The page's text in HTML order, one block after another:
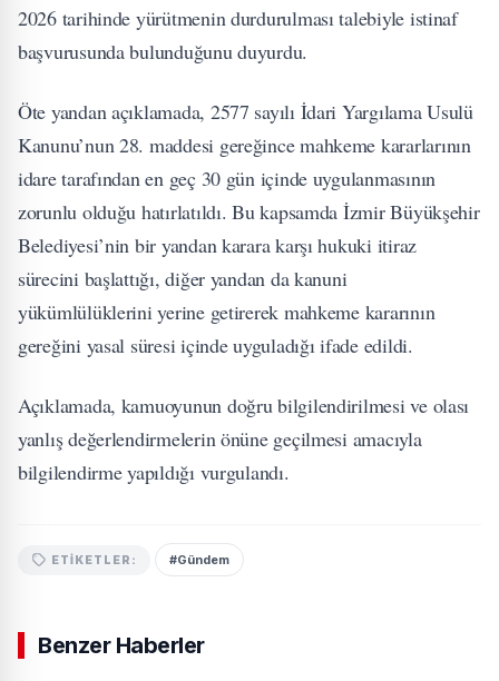
2026 tarihinde yürütmenin durdurulması talebiyle istinaf
başvurusunda bulunduğunu duyurdu.
Öte yandan açıklamada, 2577 sayılı İdari Yargılama Usulü
Kanunu’nun 28. maddesi gereğince mahkeme kararlarının
idare tarafından en geç 30 gün içinde uygulanmasının
zorunlu olduğu hatırlatıldı. Bu kapsamda İzmir Büyükşehir
Belediyesi’nin bir yandan karara karşı hukuki itiraz
sürecini başlattığı, diğer yandan da kanuni
yükümlülüklerini yerine getirerek mahkeme kararının
gereğini yasal süresi içinde uyguladığı ifade edildi.
Açıklamada, kamuoyunun doğru bilgilendirilmesi ve olası
yanlış değerlendirmelerin önüne geçilmesi amacıyla
bilgilendirme yapıldığı vurgulandı.
ETIKETLER: #Gündem
Benzer Haberler